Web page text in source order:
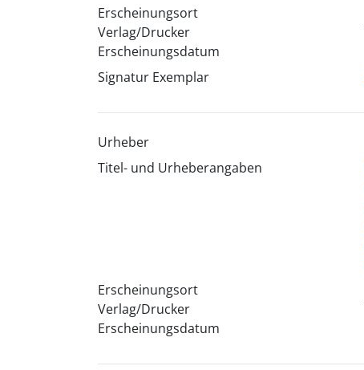
Erscheinungsort
Verlag/Drucker
Erscheinungsdatum
Signatur Exemplar
Urheber
Titel- und Urheberangaben
Erscheinungsort
Verlag/Drucker
Erscheinungsdatum